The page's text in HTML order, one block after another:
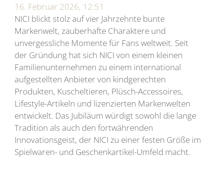
16. Februar 2026, 12:51
NICI blickt stolz auf vier Jahrzehnte bunte
Markenwelt, zauberhafte Charaktere und
unvergessliche Momente für Fans weltweit. Seit
der Gründung hat sich NICI von einem kleinen
Familienunternehmen zu einem international
aufgestellten Anbieter von kindgerechten
Produkten, Kuscheltieren, Plüsch-Accessoires,
Lifestyle-Artikeln und lizenzierten Markenwelten
entwickelt. Das Jubiläum würdigt sowohl die lange
Tradition als auch den fortwährenden
Innovationsgeist, der NICI zu einer festen Größe im
Spielwaren- und Geschenkartikel-Umfeld macht.